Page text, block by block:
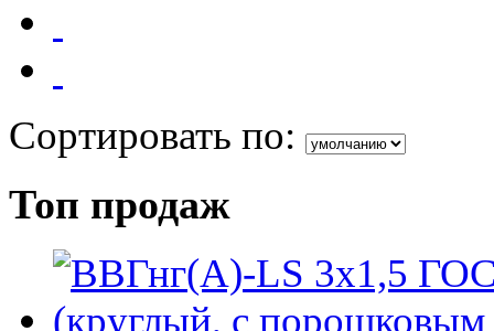
Сортировать по:
Топ продаж